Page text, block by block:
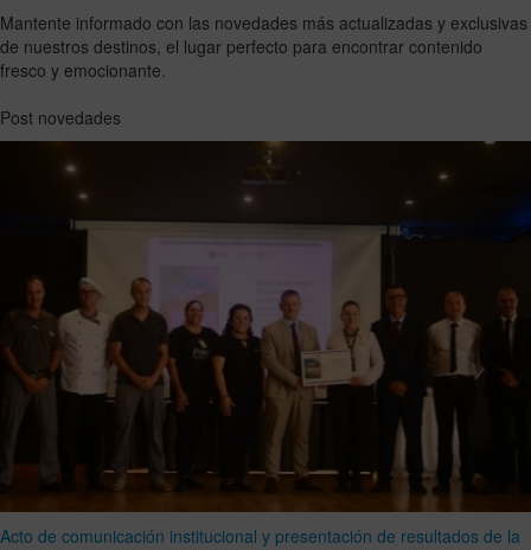
Mantente informado con las novedades más actualizadas y exclusivas
de nuestros destinos, el lugar perfecto para encontrar contenido
fresco y emocionante.
Post novedades
Acto de comunicación institucional y presentación de resultados de la